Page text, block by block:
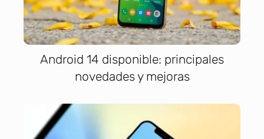
Android 14 disponible: principales
novedades y mejoras